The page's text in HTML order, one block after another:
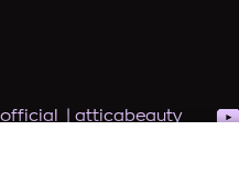
atticabeauty